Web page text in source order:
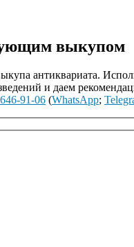
выкупом
антиквариата.
и даем
91-06 (WhatsApp;